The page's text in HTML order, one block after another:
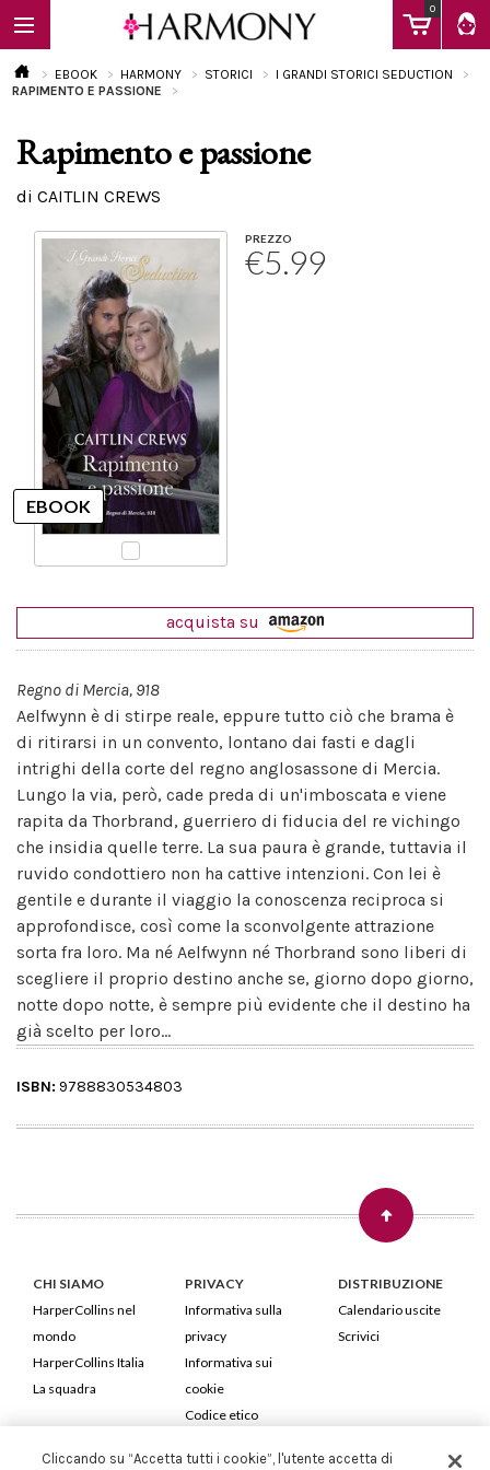
0
EBOOK
Calendario
EBOOK HARMONY STORICI
I GRANDI STORICI SEDUCTION
RAPIMENTO E PASSIONE
Rapimento e passione
di CAITLIN CREWS
PREZZO
€5.99
acquista su
Regno di Mercia, 918
Aelfwynn è di stirpe reale, eppure tutto ciò che brama è
di ritirarsi in un convento, lontano dai fasti e dagli
intrighi della corte del regno anglosassone di Mercia.
Lungo la via, però, cade preda di un'imboscata e viene
rapita da Thorbrand, guerriero di fiducia del re vichingo
che insidia quelle terre. La sua paura è grande, tuttavia il
ruvido condottiero non ha cattive intenzioni. Con lei è
gentile e durante il viaggio la conoscenza reciproca si
approfondisce, così come la sconvolgente attrazione
sorta fra loro. Ma né Aelfwynn né Thorbrand sono liberi di
scegliere il proprio destino anche se, giorno dopo giorno,
notte dopo notte, è sempre più evidente che il destino ha
già scelto per loro...
ISBN: 9788830534803
CHI SIAMO
HarperCollins nel
mondo
HarperCollins Italia
La squadra
PRIVACY
Informativa sulla
privacy
Informativa sui
cookie
Codice etico
DISTRIBUZIONE
Calendario uscite
Scrivici
Cliccando su “Accetta tutti i cookie”, l'utente accetta di